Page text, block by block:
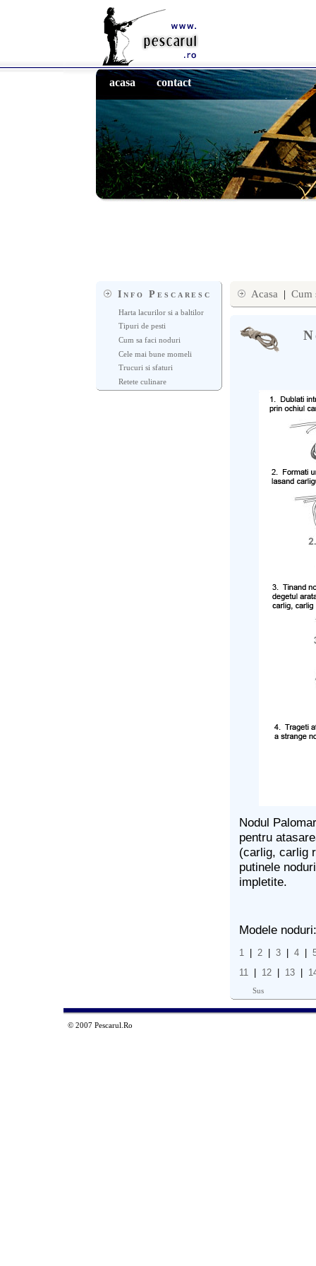
acasa contact
Info Pescaresc
Harta lacurilor si a baltilor
Tipuri de pesti
Cum sa faci noduri
Cele mai bune momeli
Trucuri si sfaturi
Retete culinare
Acasa | Cum
Nodul
pentru
(carlig, carlig
putinele
impletite.
Modele
1 | 2 |3 |4 |
11
| 12 | 13 |
Sus
© 2007 Pescarul.Ro